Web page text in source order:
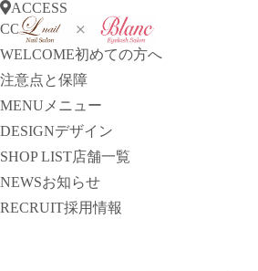
ACCESS
CONCEPT
コンセプト
WELCOME初めての方へ
注意点と保障
MENU メニュー
DESIGNデザイン
SHOP LIST店舗一覧
NEWSお知らせ
RECRUIT採用情報